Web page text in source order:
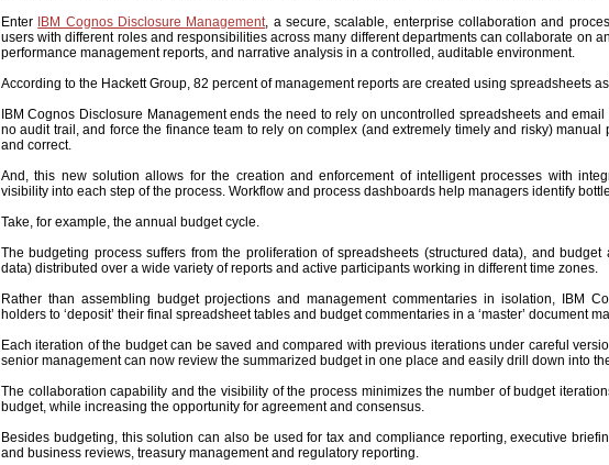
Enter
IBM Cognos Disclosure Management, a secure, scalable, enterprise collaboration and
users with different roles and responsibilities across many different departments can collaborate on
performance management reports, and narrative analysis in a controlled, auditable environment.
According to the Hackett Group, 82 percent of management reports are created using spreadsheets
IBM Cognos Disclosure Management ends the need to rely on uncontrolled spreadsheets and
no audit trail, and force the finance team to rely on complex (and extremely timely and risky)
and correct.
And, this new solution allows for the creation and enforcement of intelligent processes with
visibility into each step of the process. Workflow and process dashboards help managers identify
Take, for example, the annual budget cycle.
The budgeting process suffers from the proliferation of spreadsheets (structured data), and budget
data) distributed over a wide variety of reports and active participants working in different time zones.
Rather than assembling budget projections and management commentaries in isolation, IBM
holders to ‘deposit’ their final spreadsheet tables and budget commentaries in a ‘master’ document
Each iteration of the budget can be saved and compared with previous iterations under careful
senior management can now review the summarized budget in one place and easily drill down into
The collaboration capability and the visibility of the process minimizes the number of budget
budget, while increasing the opportunity for agreement and consensus.
Besides budgeting, this solution can also be used for tax and compliance reporting, executive
and business reviews, treasury management and regulatory reporting.